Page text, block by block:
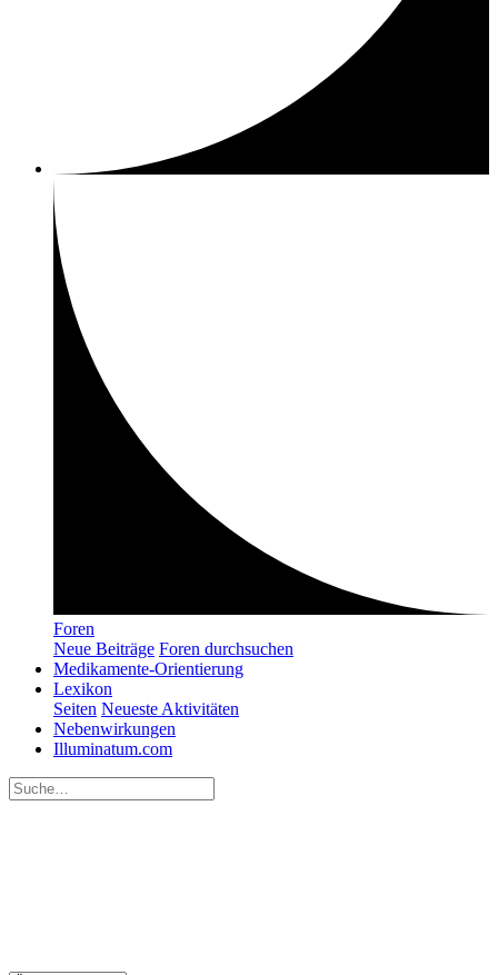
Foren
Neue Beiträge Foren durchsuchen
Medikamente-Orientierung
Lexikon
Seiten Neueste Aktivitäten
Nebenwirkungen
Illuminatum.com